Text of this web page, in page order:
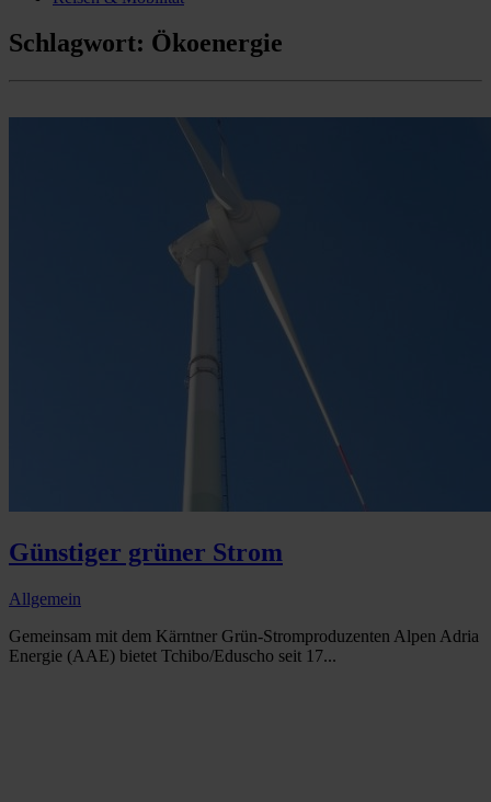
Schlagwort: Ökoenergie
Günstiger grüner Strom
Allgemein
Gemeinsam mit dem Kärntner Grün-Stromproduzenten Alpen Adria
Energie (AAE) bietet Tchibo/Eduscho seit 17...